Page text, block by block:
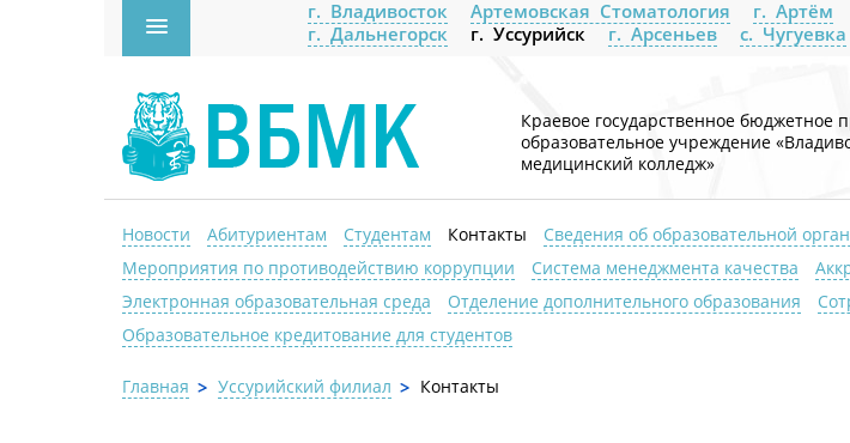
г. Владивосток Артемовская Стоматология г. Артём
г. Дальнегорск
г. Уссурийск г. Арсеньев с. Чугуевка
Краевое государственное бюджетное
образовательное учреждение
медицинский колледж»
Новости Абитуриентам Студентам Контакты Сведения об образовательной
Мероприятия по противодействию коррупции
Система менеджмента качества
Электронная образовательная среда
Отделение дополнительного образования
Образовательное кредитование для студентов
Главная Уссурийский филиал Контакты